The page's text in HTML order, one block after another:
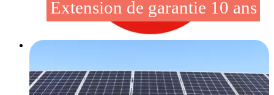
Extension de garantie 10 ans